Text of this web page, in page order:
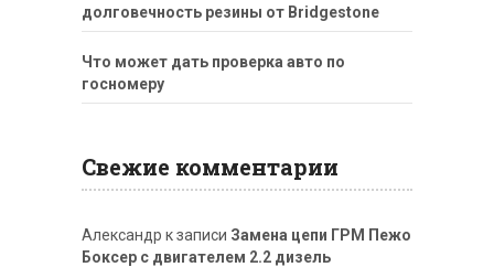
долговечность резины от Bridgestone
Что может дать проверка авто по
госномеру
Свежие комментарии
Александр к записи Замена цепи ГРМ Пежо
Боксер с двигателем 2.2 дизель